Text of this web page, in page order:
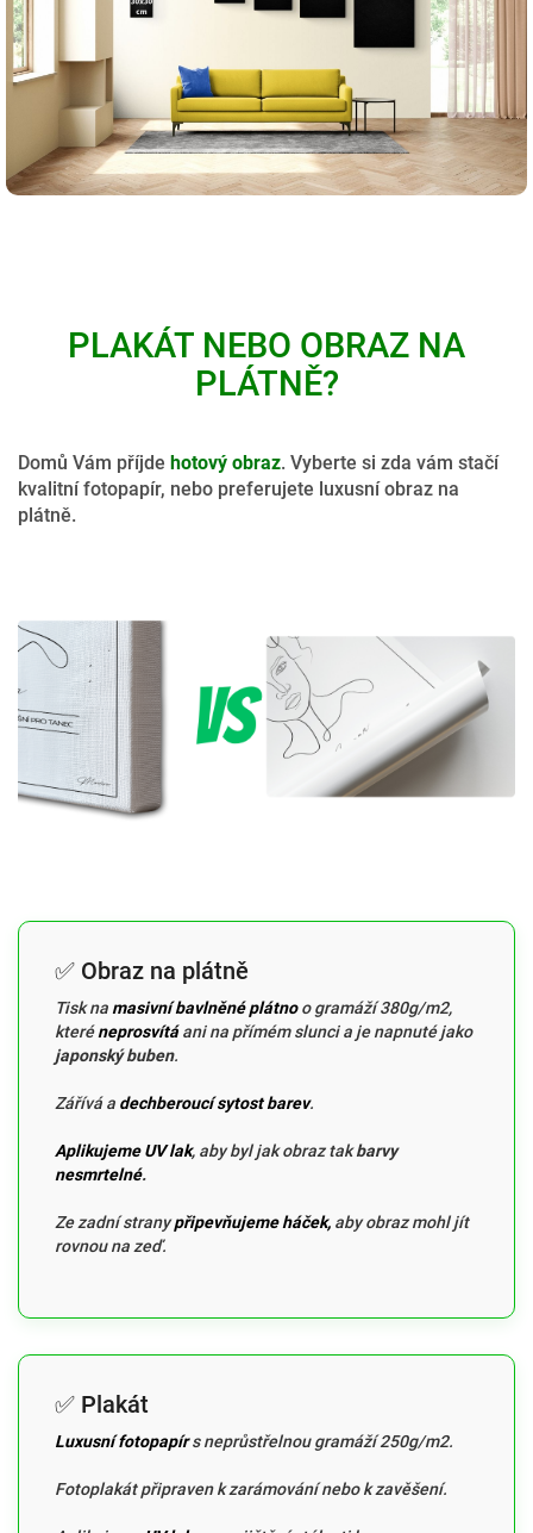
PLAKÁT NEBO OBRAZ NA
PLÁTNĚ?
Domů Vám příjde hotový obraz. Vyberte si zda vám stačí
kvalitní fotopapír, nebo preferujete luxusní obraz na
plátně.
✅ Obraz na plátně
Tisk na masivní bavlněné plátnoo gramáží 380g/m2,
kteréneprosvítáani na přímém slunci a je napnuté jako
japonský buben.
Zářívá a dechberoucí sytost barev.
Aplikujeme UV lak, aby byl jak obraz takbarvy
nesmrtelné.
Ze zadní stranypřipevňujeme háček, aby obraz mohl jít
rovnou na zeď.
✅ Plakát
Luxusní fotopapírs neprůstřelnou gramáží 250g/m2.
Fotoplakát připraven k zarámování nebo k zavěšení.